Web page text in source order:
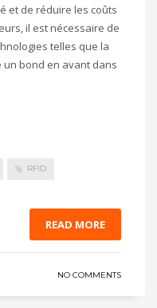
et de réduire les coûts
il est nécessaire de
telles que la
un bond en avant dans
RFID
READ MORE
NO COMMENTS